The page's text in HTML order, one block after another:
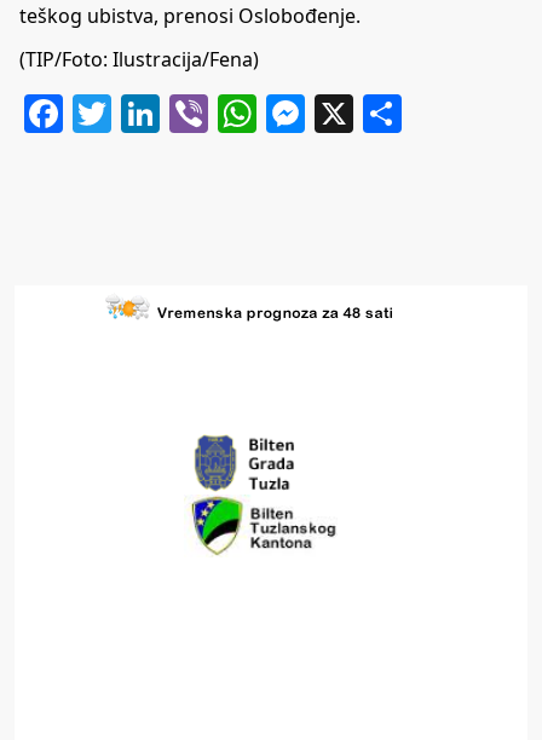
teškog ubistva, prenosi Oslobođenje.
(TIP/Foto: Ilustracija/Fena)
Facebook
Twitter
LinkedIn
ViberWhatsApp
Messenger
X